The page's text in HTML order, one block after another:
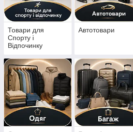
Товари для
Спорту і
Відпочинку
Автотовари